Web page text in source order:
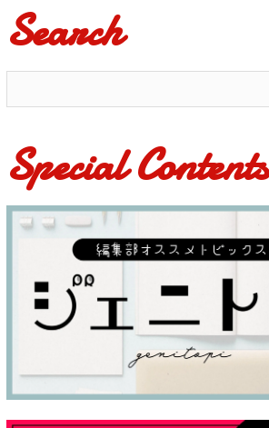
Search
Special Contents